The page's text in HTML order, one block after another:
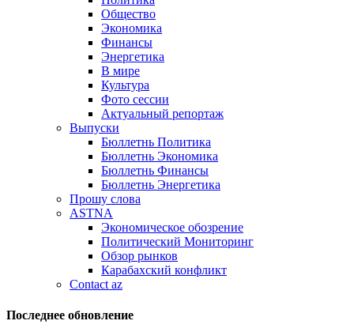
Общество
Экономика
Финансы
Энергетика
В мире
Культура
Фото сессии
Актуальный репортаж
Выпуски
Бюллетнь Политика
Бюллетнь Экономика
Бюллетнь Финансы
Бюллетнь Энергетика
Прошу слова
ASTNA
Экономическое обозрение
Политический Мониторинг
Обзор рынков
Карабахский конфликт
Contact az
Последнее обновление